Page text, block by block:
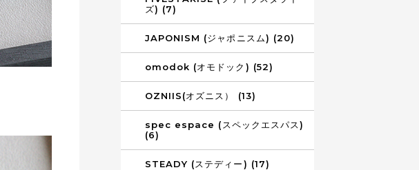
ズ) (7)
JAPONISM (ジャポニスム) (20)
omodok (オモドック) (52)
OZNIIS(オズニス） (13)
spec espace (スペックエスパス)
(6)
STEADY (ステディー) (17)